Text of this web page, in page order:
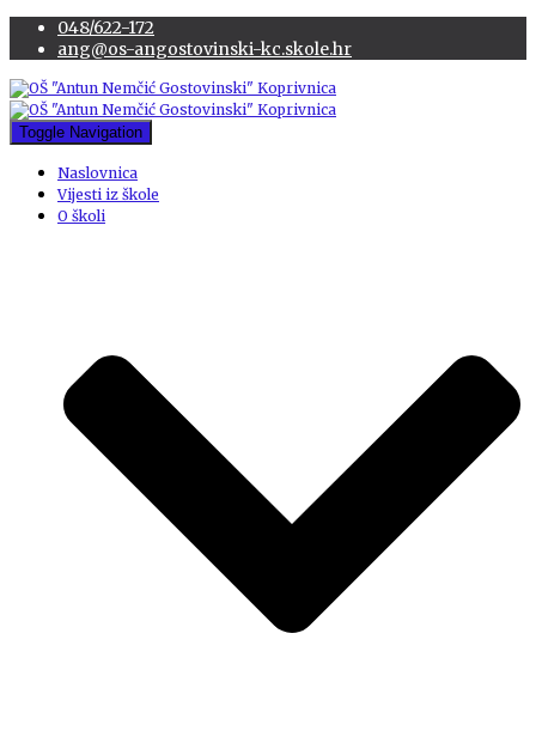
048/622-172
ang@os-angostovinski-kc.skole.hr
Toggle Navigation
Naslovnica
Vijesti iz škole
O školi